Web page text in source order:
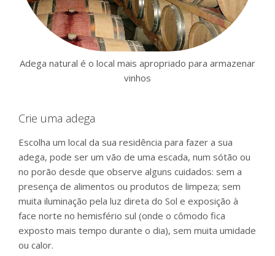
Adega natural é o local mais apropriado para armazenar
vinhos
Crie uma adega
Escolha um local da sua residência para fazer a sua
adega, pode ser um vão de uma escada, num sótão ou
no porão desde que observe alguns cuidados: sem a
presença de alimentos ou produtos de limpeza; sem
muita iluminação pela luz direta do Sol e exposição à
face norte no hemisfério sul (onde o cômodo fica
exposto mais tempo durante o dia), sem muita umidade
ou calor.